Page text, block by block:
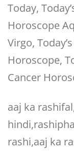
Today,
Horoscope
Virgo,
Horoscope,
Cancer
aaj ka
rashi,aaj ka